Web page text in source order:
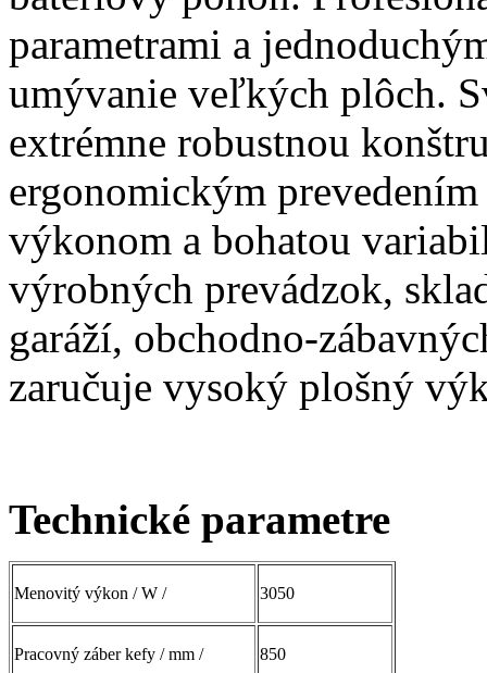
parametrami a
umývanie veľkých plôch.
extrémne robustnou
ergonomickým
výkonom a bohatou
výrobných prevádzok,
garáží, obchodno-
zaručuje vysoký plošný
Technické parametre
Menovitý výkon / W / 3050
Pracovný záber kefy / mm / 850